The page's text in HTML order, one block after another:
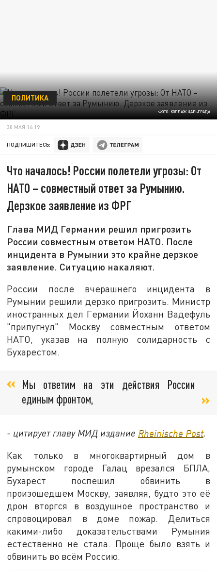
ФОТО: КОЛЛАЖ ЦАРЬГРАДА
ПОЛИТИКА
30 МАЯ 16:19
ПОДПИШИТЕСЬ:
Что началось! России полетели угрозы: От
НАТО – совместный ответ за Румынию.
Дерзкое заявление из ФРГ
Глава МИД Германии решил пригрозить
России совместным ответом НАТО. После
инцидента в Румынии это крайне дерзкое
заявление. Ситуацию накаляют.
России после вчерашнего инцидента в
Румынии решили дерзко пригрозить. Министр
иностранных дел Германии Йоханн Вадефуль
"припугнул" Москву совместным ответом
НАТО, указав на полную солидарность с
Бухарестом.
Мы ответим на эти действия России
единым фронтом,
- цитирует главу МИД издание Rheinische Post.
Как только в многоквартирный дом в
румынском городе Галац врезался БПЛА,
Бухарест поспешил обвинить в
произошедшем Москву, заявляя, будто это её
дрон вторгся в воздушное пространство и
спровоцировал в доме пожар. Делиться
какими-либо доказательствами Румыния
естественно не стала. Проще было взять и
обвинить во всём Россию.